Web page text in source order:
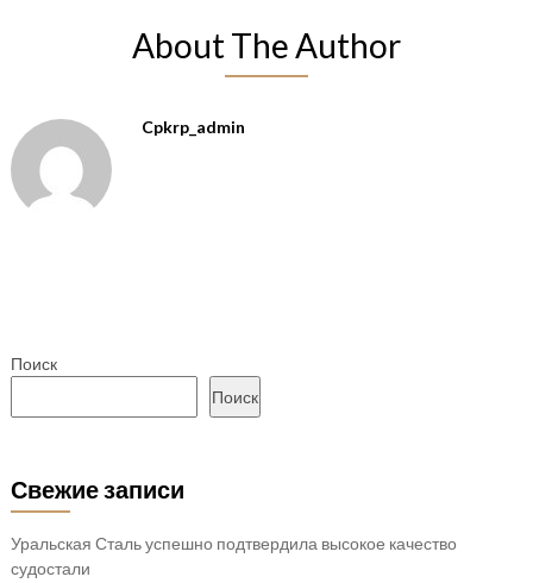
About The Author
Cpkrp_admin
Поиск
Поиск
Свежие записи
Уральская Сталь успешно подтвердила высокое качество
судостали